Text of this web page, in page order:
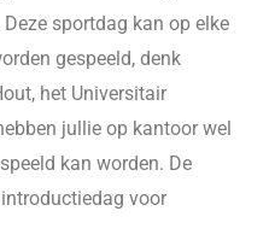
sportdag kan op elke
gespeeld, denk
het Universitair
jullie op kantoor wel
kan worden. De
voor